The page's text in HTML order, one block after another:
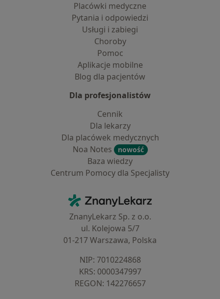
Placówki medyczne
Pytania i odpowiedzi
Usługi i zabiegi
Choroby
Pomoc
Aplikacje mobilne
Blog dla pacjentów
Dla profesjonalistów
Cennik
Dla lekarzy
Dla placówek medycznych
Noa Notes
nowość
Baza wiedzy
Centrum Pomocy dla Specjalisty
ZnanyLekarz - Strona główna
ZnanyLekarz Sp. z o.o.
ul. Kolejowa 5/7
01-217 Warszawa, Polska
NIP: ⁠7010224868
KRS: ⁠0000347997
REGON: ⁠142276657